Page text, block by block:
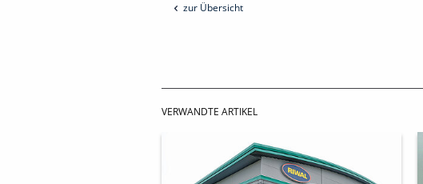
zur Übersicht
VERWANDTE ARTIKEL